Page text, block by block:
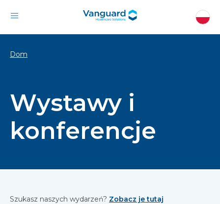
Dom
Wystawy i
konferencje
Szukasz naszych wydarzeń? Zobacz je tutaj